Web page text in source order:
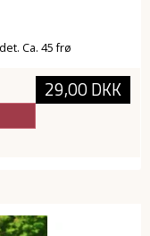
Ca. 45 frø
29,00 DKK